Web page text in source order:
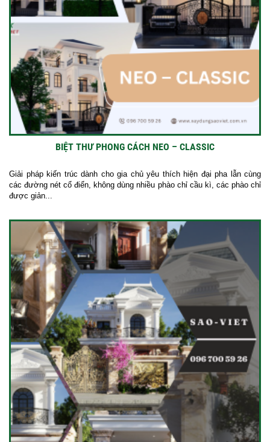
BIỆT THƯ PHONG CÁCH NEO – CLASSIC
Giải pháp kiến trúc dành cho gia chủ yêu thích hiện đại pha lẫn cùng
các đường nét cổ điển, không dùng nhiều phào chỉ cầu kì, các phào chỉ
được giản...